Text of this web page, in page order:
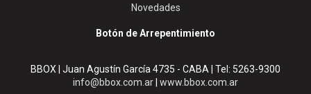
Novedades
Botón de Arrepentimiento
BBOX | Juan Agustín García 4735 - CABA | Tel: 5263-9300
info@bbox.com.ar www.bbox.com.ar